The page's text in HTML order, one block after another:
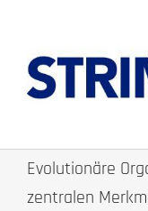
Evolutionäre
zentralen